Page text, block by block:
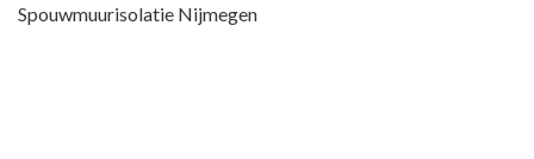
Spouwmuurisolatie Nijmegen